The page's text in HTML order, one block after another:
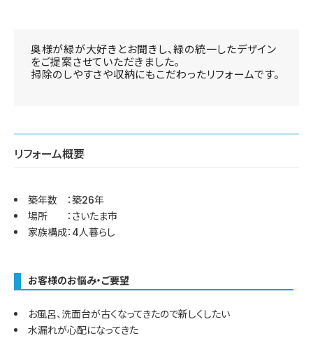
奥様が緑が大好きとお聞きし、緑の統一したデザイン
をご提案させていただきました。
掃除のしやすさや収納にもこだわったリフォームです。
リフォーム概要
築年数 ：築26年
場所 ：さいたま市
家族構成：4人暮らし
お客様のお悩み・ご要望
お風呂、洗面台が古くなってきたので新しくしたい
水漏れが心配になってきた